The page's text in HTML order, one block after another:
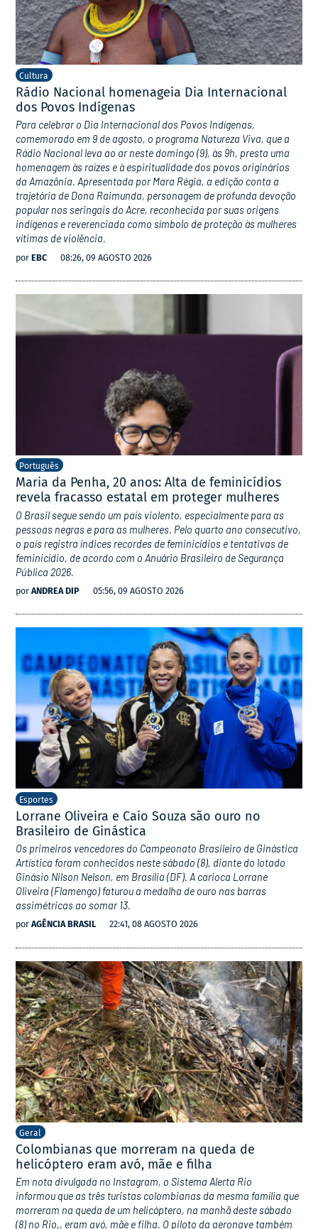
Cultura
Rádio Nacional homenageia Dia Internacional
dos Povos Indígenas
Para celebrar o Dia Internacional dos Povos Indígenas,
comemorado em 9 de agosto, o programa Natureza Viva, que a
Rádio Nacional leva ao ar neste domingo (9), às 9h, presta uma
homenagem às raízes e à espiritualidade dos povos originários
da Amazônia. Apresentada por Mara Régia, a edição conta a
trajetória de Dona Raimunda, personagem de profunda devoção
popular nos seringais do Acre, reconhecida por suas origens
indígenas e reverenciada como símbolo de proteção às mulheres
vítimas de violência.
por EBC 08:26, 09 AGOSTO 2026
Português
Maria da Penha, 20 anos: Alta de feminicídios
revela fracasso estatal em proteger mulheres
O Brasil segue sendo um país violento, especialmente para as
pessoas negras e para as mulheres. Pelo quarto ano consecutivo,
o país registra índices recordes de feminicídios e tentativas de
feminicídio, de acordo com o Anuário Brasileiro de Segurança
Pública 2026.
por ANDREA DIP 05:56, 09 AGOSTO 2026
Esportes
Lorrane Oliveira e Caio Souza são ouro no
Brasileiro de Ginástica
Os primeiros vencedores do Campeonato Brasileiro de Ginástica
Artística foram conhecidos neste sábado (8), diante do lotado
Ginásio Nilson Nelson, em Brasília (DF). A carioca Lorrane
Oliveira (Flamengo) faturou a medalha de ouro nas barras
assimétricas ao somar 13.
por AGÊNCIA BRASIL 22:41, 08 AGOSTO 2026
Geral
Colombianas que morreram na queda de
helicóptero eram avó, mãe e filha
Em nota divulgada no Instagram, o Sistema Alerta Rio
informou que as três turistas colombianas da mesma família que
morreram na queda de um helicóptero, na manhã deste sábado
(8) no Rio,, eram avó, mãe e filha. O piloto da aeronave também